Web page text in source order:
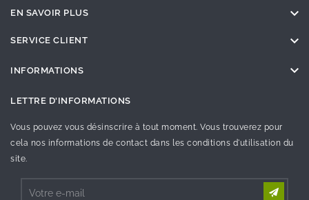
EN SAVOIR PLUS 
SERVICE CLIENT 
INFORMATIONS 
LETTRE D'INFORMATIONS
Vous pouvez vous désinscrire à tout moment. Vous trouverez pour
cela nos informations de contact dans les conditions d'utilisation du
site.